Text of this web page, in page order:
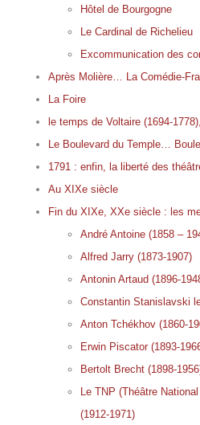
Hôtel de Bourgogne
Le Cardinal de Richelieu
Excommunication des
Après Molière… La Comédie-
La Foire
le temps de Voltaire (1694-
Le Boulevard du Temple…
1791 : enfin, la liberté des
Au XIXe siècle
Fin du XIXe, XXe siècle : les
André Antoine (1858 –
Alfred Jarry (1873-1907)
Antonin Artaud (1896-
Constantin Stanislavski
Anton Tchékhov (1860-
Erwin Piscator (1893-
Bertolt Brecht (1898-
Le TNP (Théâtre
(1912-1971)